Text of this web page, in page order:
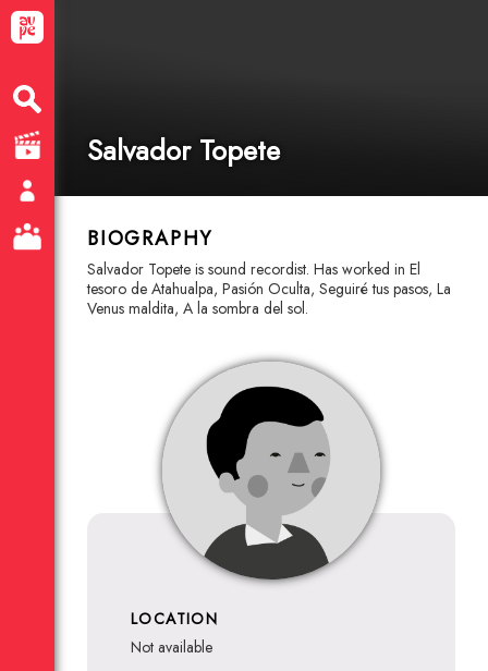
Salvador Topete
BIOGRAPHY
Salvador Topete is sound recordist. Has worked in El
tesoro de Atahualpa, Pasión Oculta, Seguiré tus pasos, La
Venus maldita, A la sombra del sol.
LOCATION
not available